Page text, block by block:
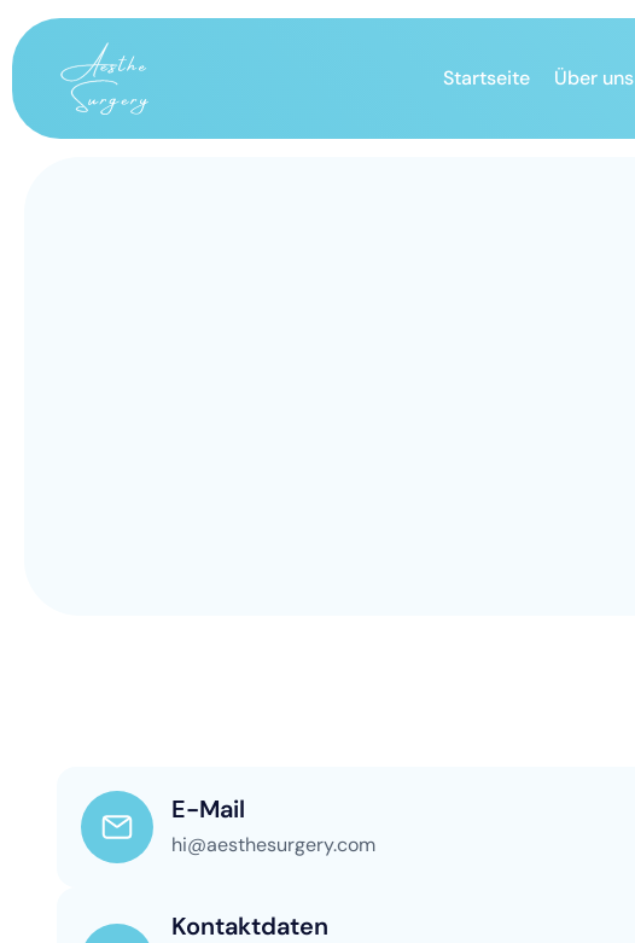
Startseite Über uns
E-Mail
hi@aesthesurgery.com
Kontaktdaten